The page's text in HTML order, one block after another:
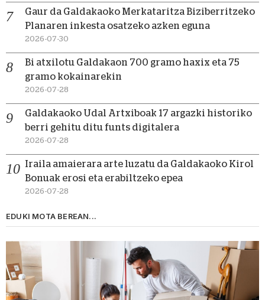
Gaur da Galdakaoko Merkataritza Biziberritzeko
Planaren inkesta osatzeko azken eguna
2026-07-30
Bi atxilotu Galdakaon 700 gramo haxix eta 75
gramo kokainarekin
2026-07-28
Galdakaoko Udal Artxiboak 17 argazki historiko
berri gehitu ditu funts digitalera
2026-07-28
Iraila amaierara arte luzatu da Galdakaoko Kirol
Bonuak erosi eta erabiltzeko epea
2026-07-28
EDUKI MOTA BEREAN...